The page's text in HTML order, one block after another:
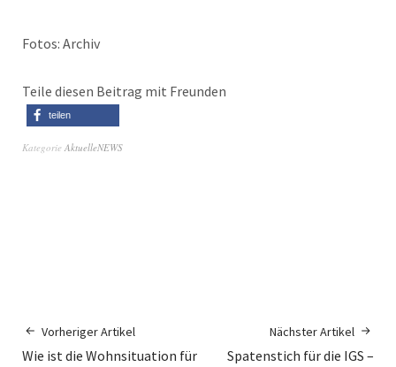
Fotos: Archiv
Teile diesen Beitrag mit Freunden
teilen
Kategorie AktuelleNEWS
Vorheriger Artikel
Wie ist die Wohnsituation für
Nächster Artikel
Spatenstich für die IGS –